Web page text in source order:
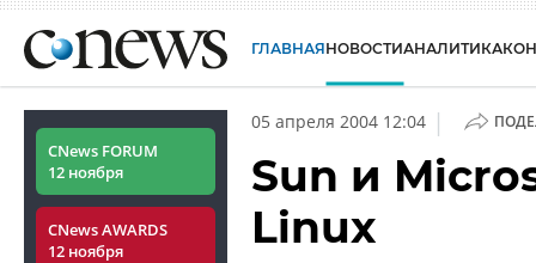
ГЛАВНАЯНОВОСТИАНАЛИТИКА
CNews FORUM
12 ноября
CNews AWARDS
12 ноября
05 апреля 2004 12:04 |
Sun и
Linux